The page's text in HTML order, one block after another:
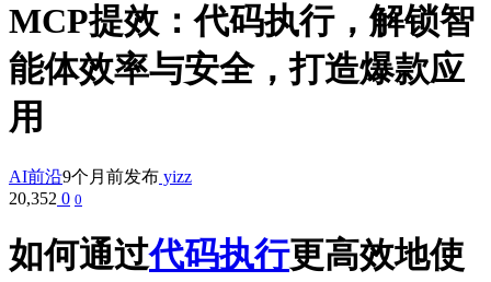
MCP提效：代码执行，解锁智
能体效率与安全，打造爆款应
用
AI前沿9个月前发布 yizz
20,352 0 0
如何通过代码执行更高效地使